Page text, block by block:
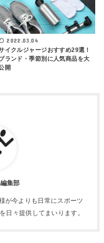
2022.03.04
イクルジャージおすすめ29選！
ランド・季節別に人気商品を大
開
集部
が今よりも日常にスポーツ
日々提供してまいります。